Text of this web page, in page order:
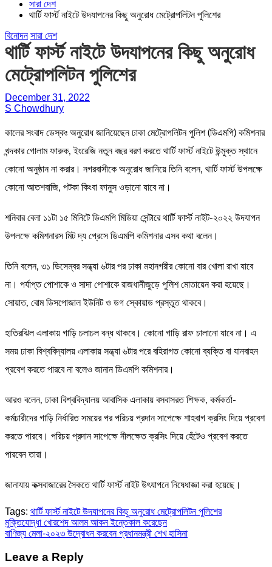
সারা দেশ
থার্টি ফার্স্ট নাইটে উদযাপনের কিছু অনুরোধ মেট্রোপলিটন পুলিশের
বিনোদন সারা দেশ
থার্টি ফার্স্ট নাইটে উদযাপনের কিছু অনুরোধ
মেট্রোপলিটন পুলিশের
December 31, 2022
S Chowdhury
কালের সংবাদ ডেস্কঃ অনুরোধ জানিয়েছেন ঢাকা মেট্রোপলিটন পুলিশ (ডিএমপি) কমিশনার
খন্দকার গোলাম ফারুক, ইংরেজি নতুন বছর বরণ করতে থার্টি ফার্স্ট নাইটে উন্মুক্ত স্থানে
কোনো অনুষ্ঠান না করার। নগরবাসীকে অনুরোধ জানিয়ে তিনি বলেন, থার্টি ফার্স্ট উপলক্ষে
কোনো আতশবাজি, পটকা কিংবা ফানুস ওড়ানো যাবে না।
শনিবার বেলা ১১টা ১৫ মিনিটে ডিএমপি মিডিয়া সেন্টারে থার্টি ফার্স্ট নাইট-২০২২ উদযাপন
উপলক্ষে কমিশনারস মিট দ্য প্রেসে ডিএমপি কমিশনার এসব কথা বলেন।
তিনি বলেন, ৩১ ডিসেম্বর সন্ধ্যা ৬টার পর ঢাকা মহানগরীর কোনো বার খোলা রাখা যাবে
না। পর্যাপ্ত পোশাকে ও সাদা পোশাকে রাজধানীজুড়ে পুলিশ মোতায়েন করা হয়েছে।
সোয়াত, বোম ডিসপোজাল ইউনিট ও ডগ স্কোয়াড প্রস্তুত থাকবে।
হাতিরঝিল এলাকায় গাড়ি চলাচল বন্ধ থাকবে। কোনো গাড়ি রাফ চালানো যাবে না। এ
সময় ঢাকা বিশ্ববিদ্যালয় এলাকায় সন্ধ্যা ৬টার পরে বহিরাগত কোনো ব্যক্তি বা যানবাহন
প্রবেশ করতে পারবে না বলেও জানান ডিএমপি কমিশনার।
আরও বলেন, ঢাকা বিশ্ববিদ্যালয় আবাসিক এলাকায় বসবাসরত শিক্ষক, কর্মকর্তা-
কর্মচারীদের গাড়ি নির্ধারিত সময়ের পর পরিচয় প্রদান সাপেক্ষে শাহবাগ ক্রসিং দিয়ে প্রবেশ
করতে পারবে। পরিচয় প্রদান সাপেক্ষে নীলক্ষেত ক্রসিং দিয়ে হেঁটেও প্রবেশ করতে
পারবেন তারা।
জানাযায় কক্সবাজারের সৈকতে থার্টি ফার্স্ট নাইট উৎযাপনে নিষেধাজ্ঞা করা হয়েছে।
Tags: থার্টি ফার্স্ট নাইটে উদযাপনের কিছু অনুরোধ মেট্রোপলিটন পুলিশের
Post
navigation
মুক্তিযোদ্ধা খোরশেদ আলম আকন ইন্তেকাল করেছেন
বাণিজ্য মেলা-২০২৩ উদ্বোধন করবেন প্রধানমন্ত্রী শেখ হাসিনা
Leave a Reply